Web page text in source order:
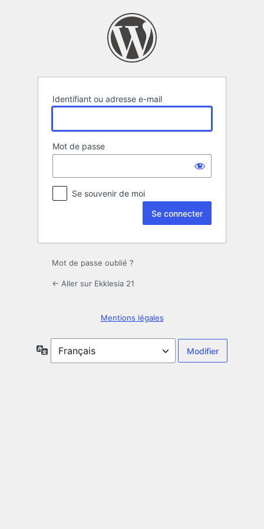
Identifiant ou adresse e-mail
Mot de passe
Se souvenir de moi
Mot de passe oublié ?
← Aller sur Ekklesia 21
Mentions légales
Langue